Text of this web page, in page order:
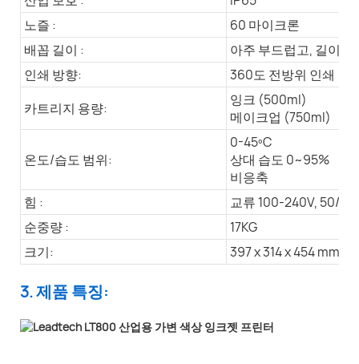
노즐 :
60 마이크론
배꼽 길이 :
아주 부드럽고, 길이는
인쇄 방향:
360도 전방위 인쇄
카트리지 용량:
잉크 (500ml)
메이크업 (750ml)
온도/습도 범위:
0-45ºC
상대 습도 0~95%
비응축
힘 :
교류 100-240V, 50/
순중량 :
17KG
크기:
397 x 314 x 454 mm
3. 제품 특징: